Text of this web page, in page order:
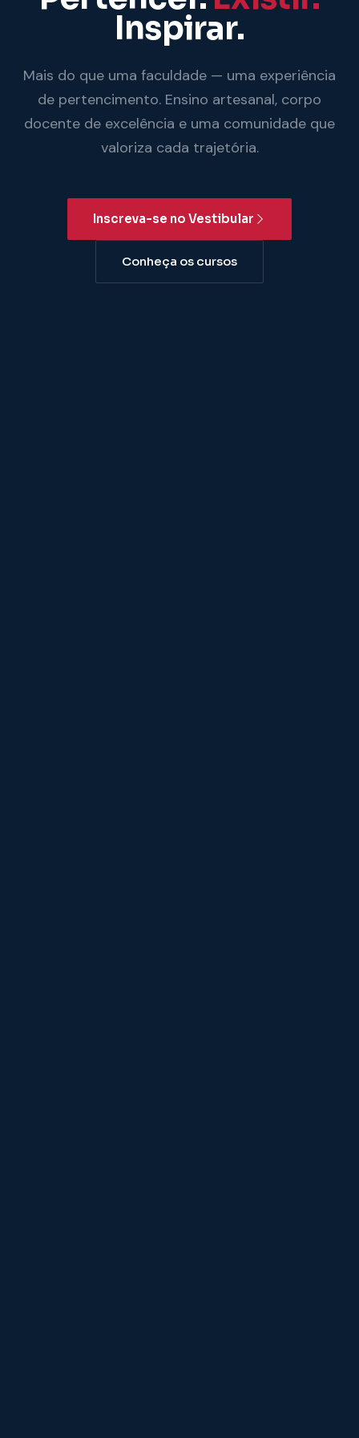
Inspirar.
Mais do que uma faculdade — uma experiência
de pertencimento. Ensino artesanal, corpo
docente de excelência e uma comunidade que
valoriza cada trajetória.
Inscreva-se no Vestibular
Conheça os cursos